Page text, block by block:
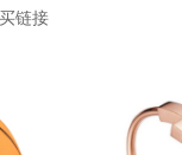
链接